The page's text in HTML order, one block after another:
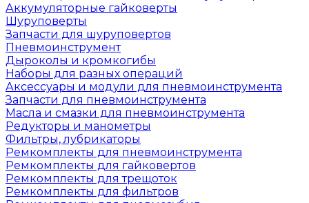
Аккумуляторные гайковерты
Шуруповерты
Запчасти для шуруповертов
Пневмоинструмент
Дыроколы и кромкогибы
Наборы для разных операций
Аксессуары и модули для пневмоинструмента
Запчасти для пневмоинструмента
Масла и смазки для пневмоинструмента
Редукторы и манометры
Фильтры, лубрикаторы
Ремкомплекты для пневмоинструмента
Ремкомплекты для гайковертов
Ремкомплекты для трещоток
Ремкомплекты для фильтров